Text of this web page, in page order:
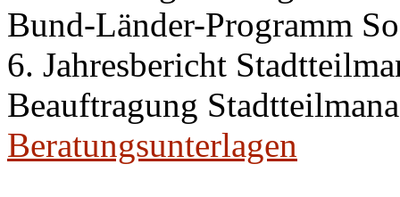
Bund-Länder-Programm
6. Jahresbericht
Beauftragung
Beratungsunterlagen